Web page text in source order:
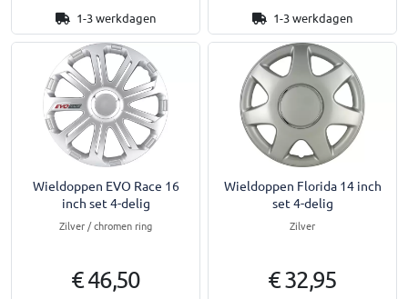
1-3 werkdagen 1-3 werkdagen
Wieldoppen EVO Race 16
inch set 4-delig
Zilver / chromen ring
€ 46,50
Wieldoppen Florida 14 inch
set 4-delig
Zilver
€ 32,95